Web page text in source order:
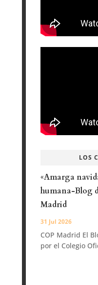
LOS
«Amarga
humana-Blog
Madrid
31 Jul 2026
COP Madrid El
por el Colegio